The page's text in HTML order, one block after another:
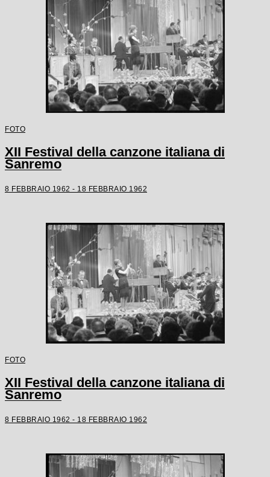
FOTO
XII Festival della canzone italiana di
Sanremo
8 FEBBRAIO 1962 - 18 FEBBRAIO 1962
FOTO
XII Festival della canzone italiana di
Sanremo
8 FEBBRAIO 1962 - 18 FEBBRAIO 1962